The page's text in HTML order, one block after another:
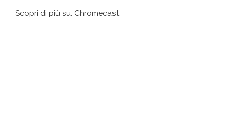
Scopri di più su: Chromecast.